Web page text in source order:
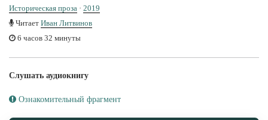
Историческая проза · 2019
Читает Иван Литвинов
6 часов 32 минуты
Слушать аудиокнигу
Ознакомительный фрагмент